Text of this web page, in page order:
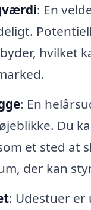
: En
hvilket
: En
Du
et sted at
der kan
: Udestuer er